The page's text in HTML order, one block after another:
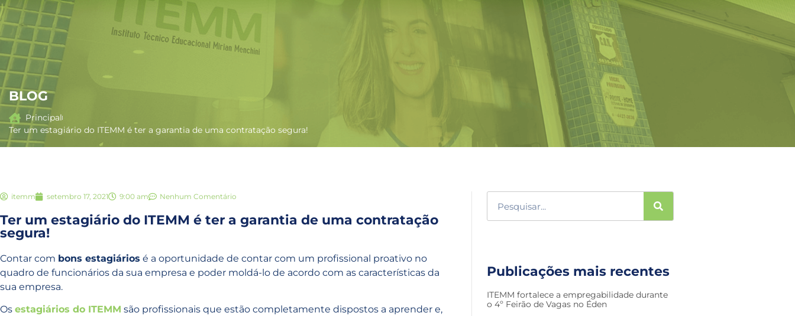
BLOG
Principal
Ter um estagiário do ITEMM é ter a garantia de uma contratação segura!
itemm setembro 17, 2021 9:00 am Nenhum Comentário
Ter um estagiário do ITEMM é ter a garantia de uma contratação
segura!
Contar com bons estagiários é a oportunidade de contar com um profissional proativo no
quadro de funcionários da sua empresa e poder moldá-lo de acordo com as características da
sua empresa.
Os estagiários do ITEMM são profissionais que estão completamente dispostos a aprender e,
Publicações mais recentes
ITEMM fortalece a empregabilidade durante
o 4º Feirão de Vagas no Éden